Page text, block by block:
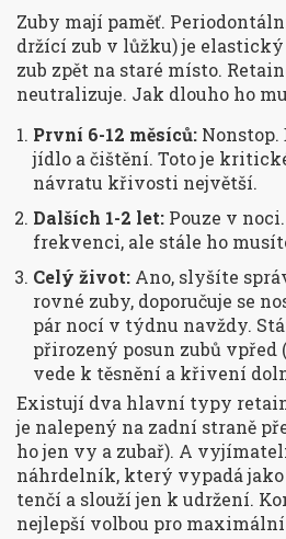
Zuby mají paměť.
držící zub v lůžku) je
zub zpět na staré místo.
neutralizuje. Jak dlouho ho
První 6-12 měsíců: Nonstop.
jídlo a čištění. Toto je
návratu křivosti největší.
Dalších 1-2 let: Pouze v
frekvenci, ale stále ho
Celý život: Ano, slyšíte
rovné zuby, doporučuje se
pár nocí v týdnu navždy.
přirozený posun zubů vpřed
vede k těsnění a křivení
Existují dva hlavní typy
je nalepený na zadní straně
ho jen vy a zubař). A
náhrdelník, který vypadá
tenčí a slouží jen k udržení.
nejlepší volbou pro